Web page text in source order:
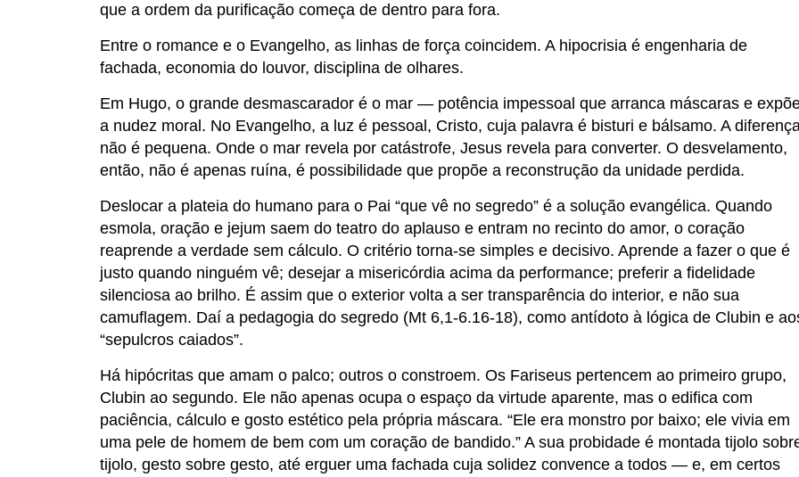
que a ordem da purificação começa de dentro para fora.
Entre o romance e o Evangelho, as linhas de força coincidem. A hipocrisia é engenharia de
fachada, economia do louvor, disciplina de olhares.
Em Hugo, o grande desmascarador é o mar — potência impessoal que arranca máscaras e
a nudez moral. No Evangelho, a luz é pessoal, Cristo, cuja palavra é bisturi e bálsamo. A
não é pequena. Onde o mar revela por catástrofe, Jesus revela para converter. O desvelamento,
então, não é apenas ruína, é possibilidade que propõe a reconstrução da unidade perdida.
Deslocar a plateia do humano para o Pai “que vê no segredo” é a solução evangélica. Quando
esmola, oração e jejum saem do teatro do aplauso e entram no recinto do amor, o coração
reaprende a verdade sem cálculo. O critério torna-se simples e decisivo. Aprende a fazer o que é
justo quando ninguém vê; desejar a misericórdia acima da performance; preferir a fidelidade
silenciosa ao brilho. É assim que o exterior volta a ser transparência do interior, e não sua
camuflagem. Daí a pedagogia do segredo (Mt 6,1-6.16-18), como antídoto à lógica de Clubin e
“sepulcros caiados”.
Há hipócritas que amam o palco; outros o constroem. Os Fariseus pertencem ao primeiro grupo,
Clubin ao segundo. Ele não apenas ocupa o espaço da virtude aparente, mas o edifica com
paciência, cálculo e gosto estético pela própria máscara. “Ele era monstro por baixo; ele vivia em
uma pele de homem de bem com um coração de bandido.” A sua probidade é montada tijolo
tijolo, gesto sobre gesto, até erguer uma fachada cuja solidez convence a todos — e, em certos